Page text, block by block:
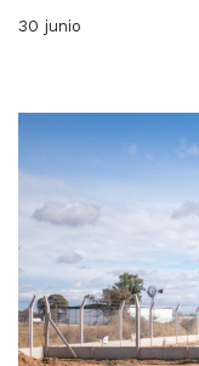
30 junio